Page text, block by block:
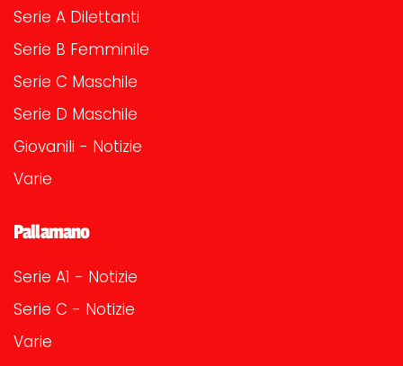
Serie A Dilettanti
Serie B Femminile
Serie C Maschile
Serie D Maschile
Giovanili - Notizie
Varie
Pallamano
Serie A1 - Notizie
Serie C - Notizie
Varie